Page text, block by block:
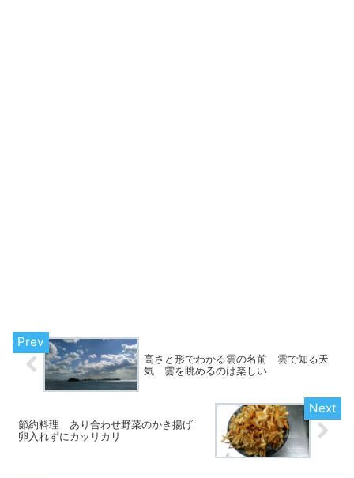
高さと形でわかる雲の名前 雲で知る天
気 雲を眺めるのは楽しい
節約料理 あり合わせ野菜のかき揚げ
卵入れずにカッリカリ